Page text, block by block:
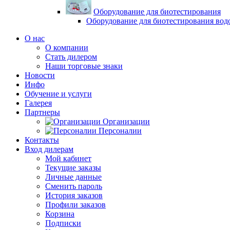
Оборудование для биотестирования
Оборудование для биотестирования
О нас
О компании
Стать дилером
Наши торговые знаки
Новости
Инфо
Обучение и услуги
Галерея
Партнеры
Организации
Персоналии
Контакты
Вход дилерам
Мой кабинет
Текущие заказы
Личные данные
Сменить пароль
История заказов
Профили заказов
Корзина
Подписки